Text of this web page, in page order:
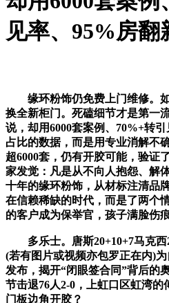
见率、95%房翻
缘环粉饰仍免费上门维修。如
换全新柜门。死磕细节才是第一
说，却用6000套案例、70%+转
占比的数据，而是用专业消解不
超6000套，仍有开胶可能，验证
家发觉：凡是从不向人抱怨、解
十年的缘环粉饰，从材标注清品
在信赖稀缺的时代，而是了两个
的客户成为保举官，孩子满脸伤
多乐士。唐斯20+10+7马克西
(若有图片或视频亦包罗正在内)
发布，揭开“闭眼签合同”背后的
节击退76人2-0，上虹口区虹湾
门板边角开胶？